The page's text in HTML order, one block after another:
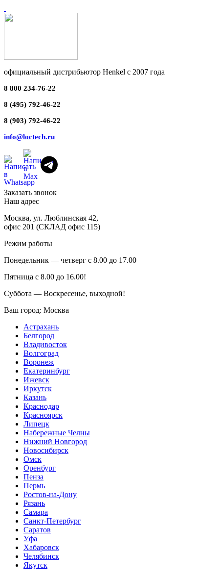
официальный дистрибьютор Henkel с 2007 года
8 800 234-76-22
8 (495) 792-46-22
8 (903) 792-46-22
info@loctech.ru
Заказать звонок
Наш адрес
Москва, ул. Люблинская 42,
офис 201 (СКЛАД офис 115)
Режим работы
Понедельник — четверг с 8.00 до 17.00
Пятница с 8.00 до 16.00!
Суббота — Воскресенье, выходной!
Ваш город: Москва
Астрахань
Белгород
Владивосток
Волгоград
Воронеж
Екатеринбург
Ижевск
Иркутск
Казань
Краснодар
Красноярск
Липецк
Набережные Челны
Нижний Новгород
Новосибирск
Омск
Оренбург
Пенза
Пермь
Ростов-на-Дону
Рязань
Самара
Санкт-Петербург
Саратов
Уфа
Хабаровск
Челябинск
Якутск